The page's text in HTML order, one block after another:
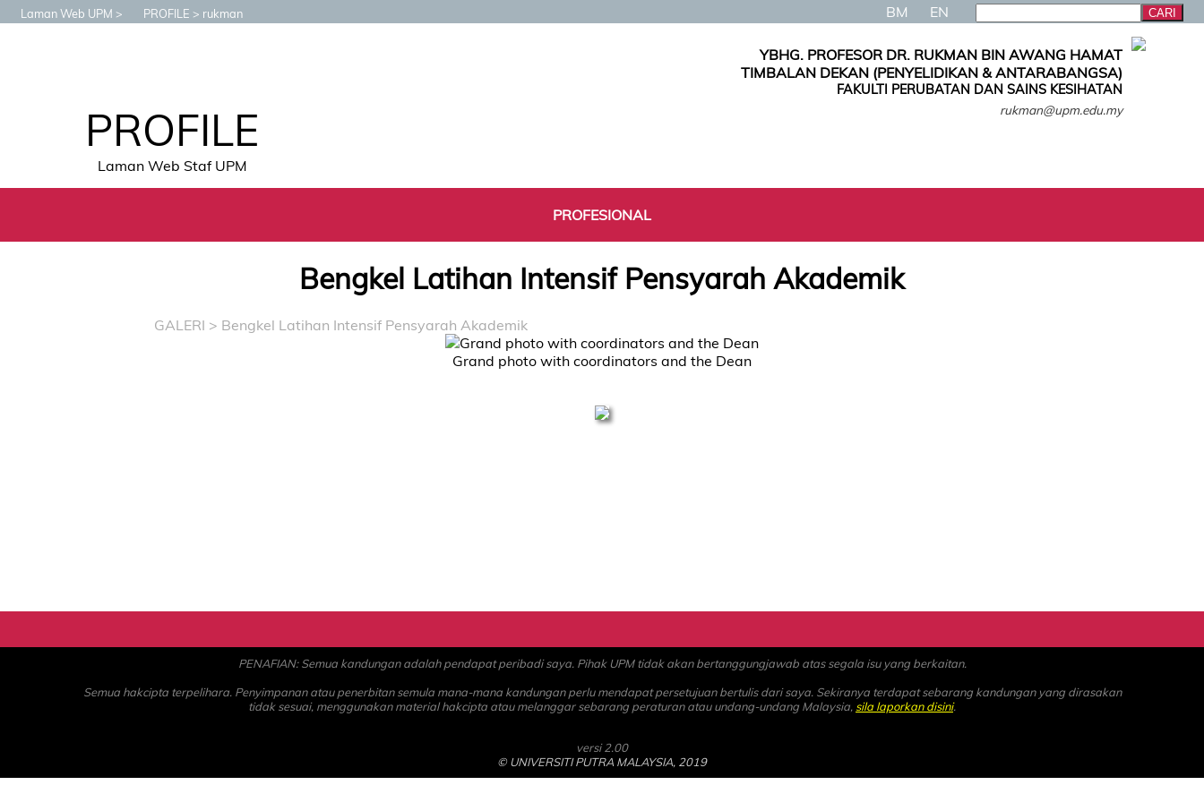
Laman Web UPM PROFILE rukman BM EN
PROFILE
Laman Web Staf UPM
YBHG. PROFESOR DR. RUKMAN BIN AWANG HAMAT
TIMBALAN DEKAN (PENYELIDIKAN & ANTARABANGSA)
FAKULTI PERUBATAN DAN SAINS KESIHATAN
rukman@upm.edu.my
PROFESIONAL
Bengkel Latihan Intensif Pensyarah Akademik
GALERI > Bengkel Latihan Intensif Pensyarah Akademik
Grand photo with coordinators and the Dean
PENAFIAN: Semua kandungan adalah pendapat peribadi saya. Pihak UPM tidak akan bertanggungjawab atas segala isu yang berkaitan.
Semua hakcipta terpelihara. Penyimpanan atau penerbitan semula mana-mana kandungan perlu mendapat persetujuan bertulis dari saya. Sekiranya terdapat sebarang kandungan yang dirasakan
tidak sesuai, menggunakan material hakcipta atau melanggar sebarang peraturan atau undang-undang Malaysia, sila laporkan disini.
versi 2.00
© UNIVERSITI PUTRA MALAYSIA, 2019